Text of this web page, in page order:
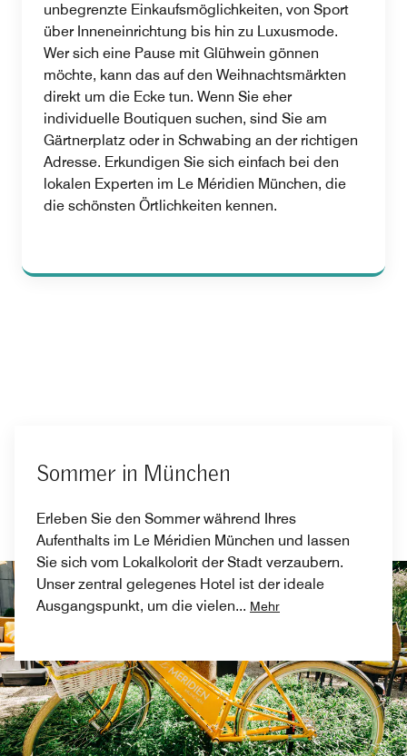
unbegrenzte Einkaufsmöglichkeiten, von Sport
über Inneneinrichtung bis hin zu Luxusmode.
Wer sich eine Pause mit Glühwein gönnen
möchte, kann das auf den Weihnachtsmärkten
direkt um die Ecke tun. Wenn Sie eher
individuelle Boutiquen suchen, sind Sie am
Gärtnerplatz oder in Schwabing an der richtigen
Adresse. Erkundigen Sie sich einfach bei den
lokalen Experten im Le Méridien München, die
die schönsten Örtlichkeiten kennen.
Sommer in München
Erleben Sie den Sommer während Ihres
Aufenthalts im Le Méridien München und lassen
Sie sich vom Lokalkolorit der Stadt verzaubern.
Unser zentral gelegenes Hotel ist der ideale
Ausgangspunkt, um die vielen... Mehr